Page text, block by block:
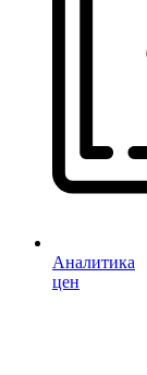
Аналитика
цен